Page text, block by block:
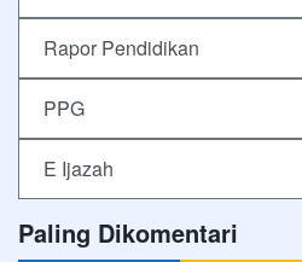
Rapor Pendidikan
PPG
E Ijazah
Paling Dikomentari